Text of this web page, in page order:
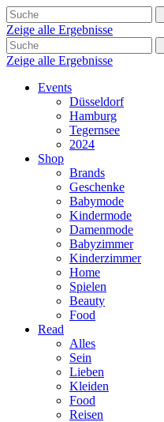
Zeige alle Ergebnisse
Zeige alle Ergebnisse
Events
Düsseldorf
Hamburg
Tegernsee
2024
Shop
Brands
Geschenke
Babymode
Kindermode
Damenmode
Babyzimmer
Kinderzimmer
Home
Spielen
Beauty
Food
Read
Alles
Sein
Lieben
Kleiden
Food
Reisen